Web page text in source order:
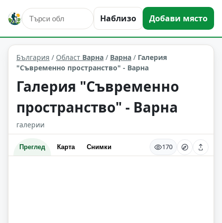
Наблизо Добави място
култура и изкуство Варна Област: Варна
България / Област Варна / Варна / Галерия
"Съвременно пространство" - Варна
Галерия "Съвременно
пространство" - Варна
галерии
Преглед Карта Снимки 170